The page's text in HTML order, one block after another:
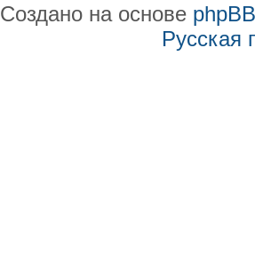
Создано на основе phpBB
Русская